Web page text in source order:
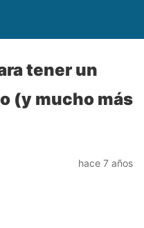
tener un
(y mucho más
hace 7 años